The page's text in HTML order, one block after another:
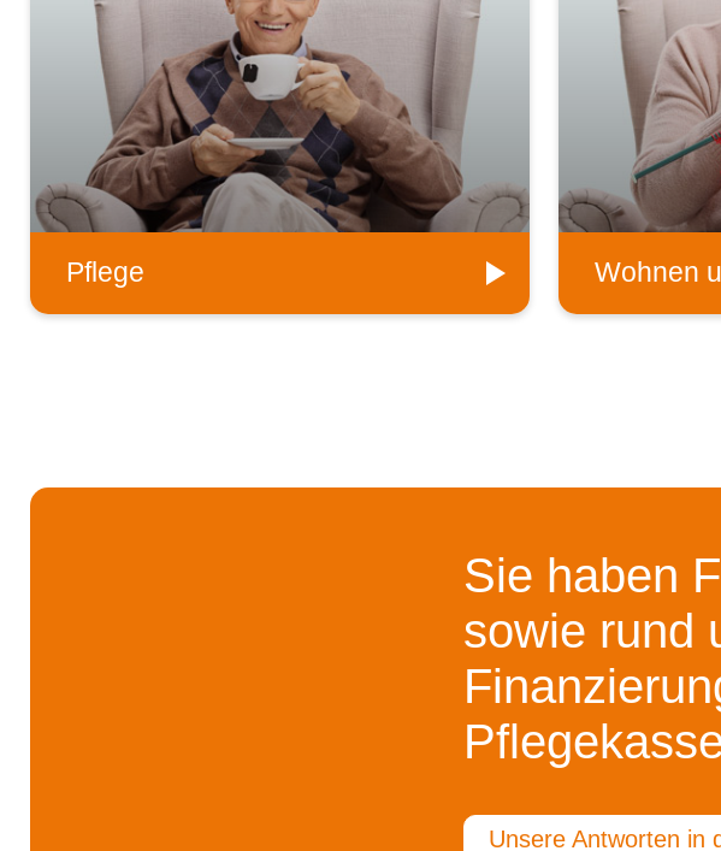
Pflege Wohnen
Sie haben
sowie rund
Unsere Antworten in